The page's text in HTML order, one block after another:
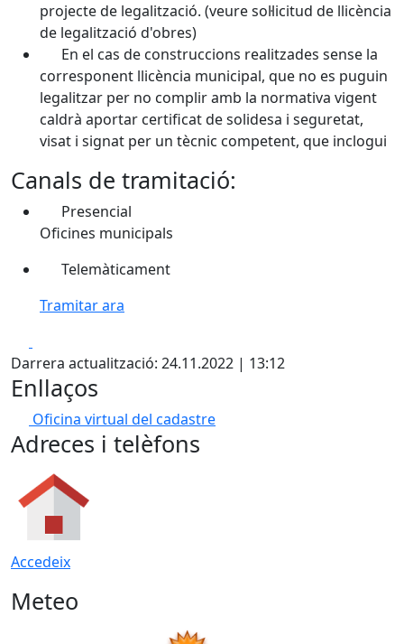
projecte de legalització. (veure sol·licitud de llicència
de legalització d'obres)
En el cas de construccions realitzades sense la
corresponent llicència municipal, que no es puguin
legalitzar per no complir amb la normativa vigent
caldrà aportar certificat de solidesa i seguretat,
visat i signat per un tècnic competent, que inclogui
Canals de tramitació:
Presencial
Oficines municipals
Telemàticament
Tramitar ara
Darrera actualització: 24.11.2022 | 13:12
Enllaços
Oficina virtual del cadastre
Adreces i telèfons
Accedeix
Meteo